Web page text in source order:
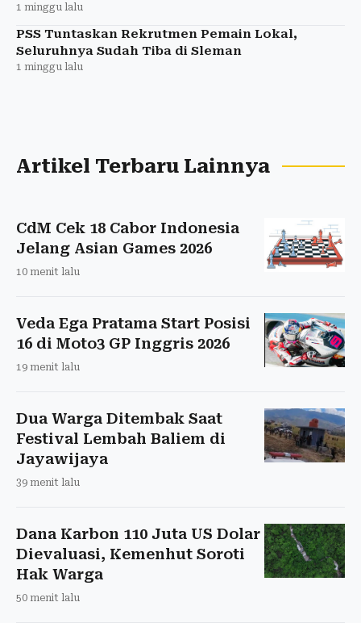
1 minggu lalu
PSS Tuntaskan Rekrutmen Pemain Lokal,
Seluruhnya Sudah Tiba di Sleman
1 minggu lalu
Artikel Terbaru Lainnya
CdM Cek 18 Cabor Indonesia
Jelang Asian Games 2026
10 menit lalu
Veda Ega Pratama Start Posisi
16 di Moto3 GP Inggris 2026
19 menit lalu
Dua Warga Ditembak Saat
Festival Lembah Baliem di
Jayawijaya
39 menit lalu
Dana Karbon 110 Juta US Dolar
Dievaluasi, Kemenhut Soroti
Hak Warga
50 menit lalu